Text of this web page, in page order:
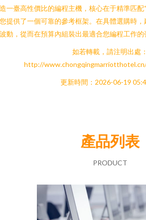
一臺高性價比的編程主機，核心在于精準匹配
提供了一個可靠的參考框架。在具體選購時
動，從而在預算內組裝出最適合您編程工作的
如若轉載，請注明出處：
http://
更新時間：2026-06-19
產品列表
PRODUCT